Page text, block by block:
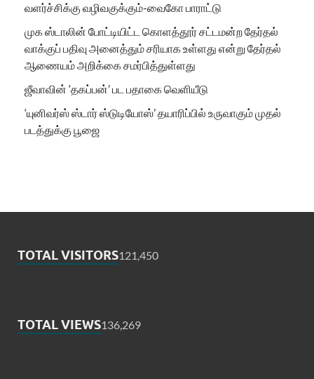
வளர்ச்சிக்கு வழிவகுக்கும்-வைகோ பாராட்டு
முக ஸ்டாலின் போட்டியிட்ட கொளத்தூர் சட்டமன்ற தேர்தல்
வாக்குப் பதிவு அனைத்தும் சரியாக உள்ளது என்று தேர்தல்
ஆணையம் அறிக்கை சமர்பித்துள்ளது
ஜீவாவின் ‘தகப்பன்’ பட பதாகை வெளியீடு
‘யுனிவர்ஸ் ஸ்டார் ஸ்டுடியோஸ்’ தயாரிப்பில் உருவாகும் முதல்
படத்துக்கு பூஜை
TOTAL VISITORS121,450
TOTAL VIEWS136,269